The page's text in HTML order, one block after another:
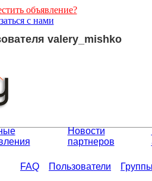
объявление?
с нами
valery_mishko
Новости
партнеров
FAQ Пользователи